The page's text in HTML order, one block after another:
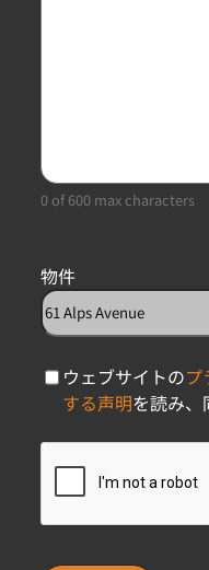
0 of 600 max characters
物件
C
o
ウェブサイトのプ
する声明を読み、
T